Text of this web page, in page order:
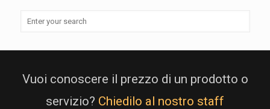
Vuoi conoscere il prezzo di un prodotto o
servizio? Chiedilo al nostro staff